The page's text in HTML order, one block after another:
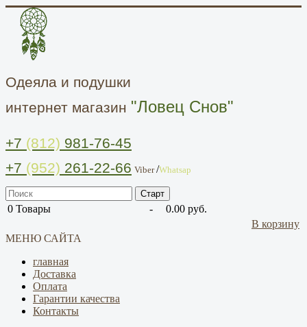
Одеяла и подушки
интернет магазин "Ловец Снов"
+7 (812) 981-76-45
+7 (952) 261-22-66 Viber/Whatsap
0 Товары -
0.00 руб.
В корзину
МЕНЮ САЙТА
главная
Доставка
Оплата
Гарантии качества
Контакты